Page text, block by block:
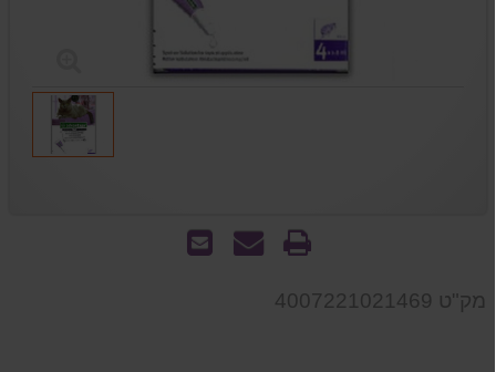
שלח
שאל
המוצר
מק"ט 4007221021469